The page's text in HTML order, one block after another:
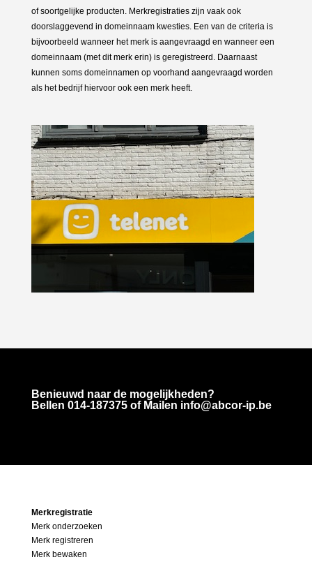
of soortgelijke producten. Merkregistraties zijn vaak ook
doorslaggevend in domeinnaam kwesties. Een van de criteria is
bijvoorbeeld wanneer het merk is aangevraagd en wanneer een
domeinnaam (met dit merk erin) is geregistreerd. Daarnaast
kunnen soms domeinnamen op voorhand aangevraagd worden
als het bedrijf hiervoor ook een merk heeft.
Benieuwd naar de mogelijkheden?
Bellen 014-187375 of Mailen info@abcor-ip.be
Merkregistratie
Merk onderzoeken
Merk registreren
Merk bewaken